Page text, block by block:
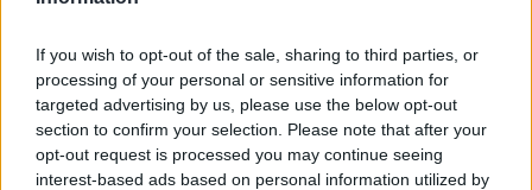
If you wish to opt-out of the sale, sharing to third parties, or
processing of your personal or sensitive information for
targeted advertising by us, please use the below opt-out
section to confirm your selection. Please note that after your
opt-out request is processed you may continue seeing
interest-based ads based on personal information utilized by
Ripper1970
User